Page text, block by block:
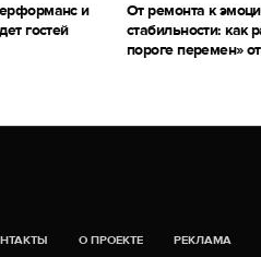
и
гостей
От ремонта к
стабильности: как
пороге перемен»
О ПРОЕКТЕ РЕКЛАМА